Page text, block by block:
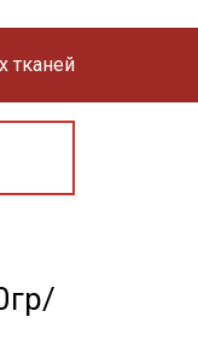
тканей